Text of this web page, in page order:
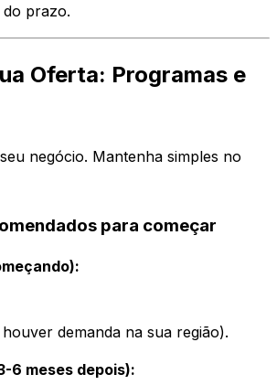
prazo.
Oferta: Programas e
negócio. Mantenha simples no
para começar
demanda na sua região).
6 meses depois):